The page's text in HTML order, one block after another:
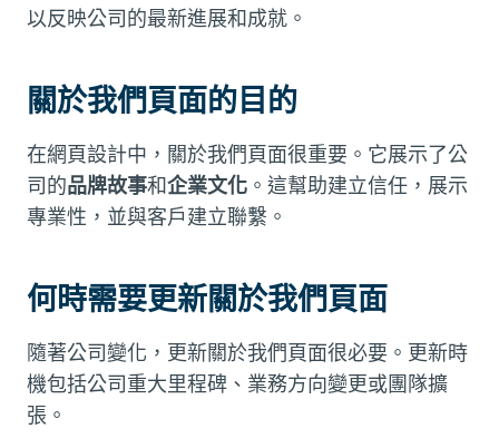
以反映公司的最新進展和成就。
關於我們頁面的目的
在網頁設計中，關於我們頁面很重要。它展示了公
司的品牌故事和企業文化 。這幫助建立信任，展示
專業性，並與客戶建立聯繫。
何時需要更新關於我們頁面
隨著公司變化，更新關於我們頁面很必要。更新時
機包括公司重大里程碑、業務方向變更或團隊擴
張。